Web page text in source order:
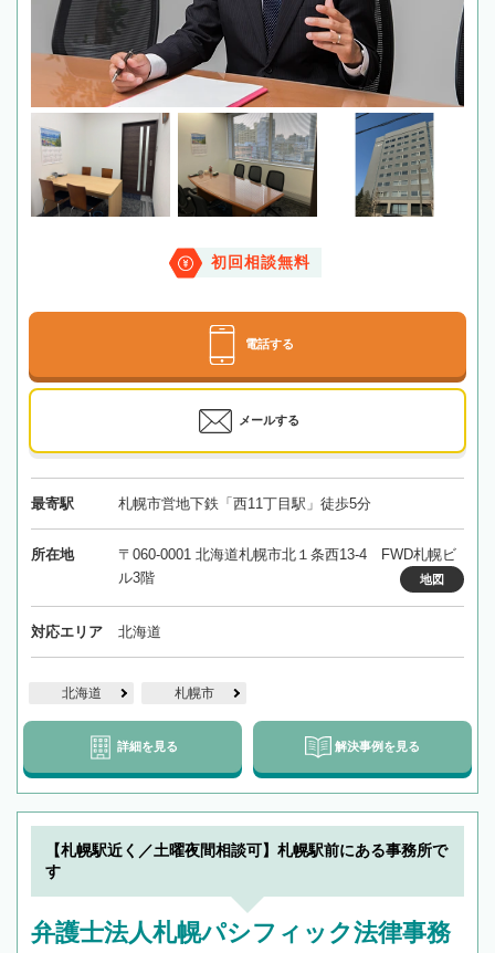
初回相談無料
電話する
メールする
最寄駅 札幌市営地下鉄「西11丁目駅」徒歩5分
所在地
〒060-0001 北海道札幌市北１条西13-4 FWD札幌ビ
ル3階
地図
対応エリア 北海道
北海道 札幌市
詳細を見る 解決事例を見る
【札幌駅近く／土曜夜間相談可】札幌駅前にある事務所で
す
弁護士法人札幌パシフィック法律事務